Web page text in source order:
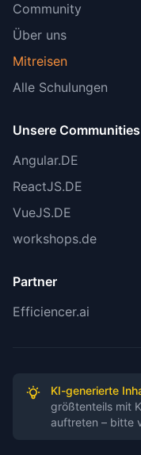
Hinweise für
nicht offiziell in
EU-API-
erwähnt, aber
Dokumentation
ROI-Berechnung:
Schätzungen
Verwendete
https://
labs-raises-
Community
Über uns
Mitreisen
Alle Schulungen
Unsere Communities
Angular.DE
ReactJS.DE
VueJS.DE
workshops.de
Partner
Efficiencer.ai
KI-generierte
größtenteils mit
auftreten – bitte